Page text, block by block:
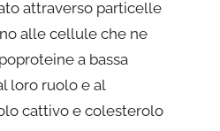
attraverso particelle
alle cellule che ne
a bassa
loro ruolo e al
cattivo e colesterolo